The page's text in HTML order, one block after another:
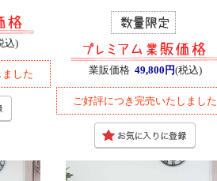
込)
した 業販価格 49,800円(税込)
ご好評につき完売いたしました